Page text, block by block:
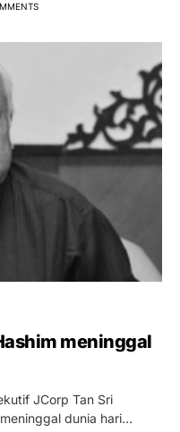
meninggal
JCorp Tan Sri
dunia hari…